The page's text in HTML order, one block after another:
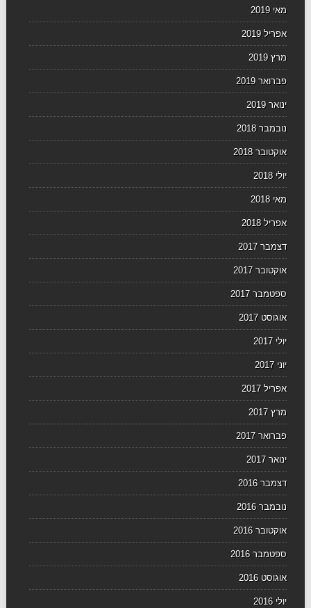
מאי 2019
אפריל 2019
מרץ 2019
פברואר 2019
ינואר 2019
נובמבר 2018
אוקטובר 2018
יולי 2018
מאי 2018
אפריל 2018
דצמבר 2017
אוקטובר 2017
ספטמבר 2017
אוגוסט 2017
יולי 2017
יוני 2017
אפריל 2017
מרץ 2017
פברואר 2017
ינואר 2017
דצמבר 2016
נובמבר 2016
אוקטובר 2016
ספטמבר 2016
אוגוסט 2016
יולי 2016